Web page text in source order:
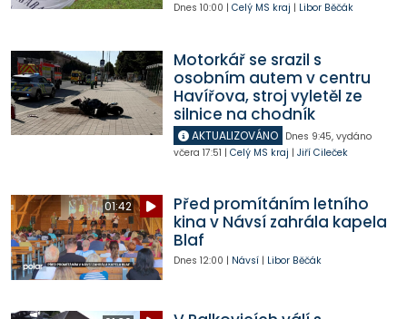
Dnes 10:00 | Celý MS kraj | Libor Běčák
Motorkář se srazil s
osobním autem v centru
Havířova, stroj vyletěl ze
silnice na chodník
AKTUALIZOVÁNO Dnes 9:45, vydáno
včera 17:51 | Celý MS kraj | Jiří Cileček
01:42
Před promítáním letního
kina v Návsí zahrála kapela
Blaf
Dnes 12:00 | Návsí| Libor Běčák